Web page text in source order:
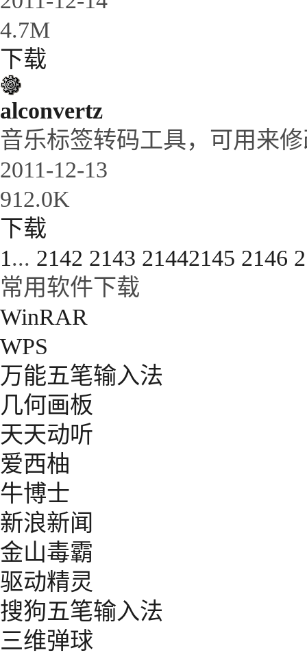
4.7M
下载
alconvertz
音乐标签转码工具，可用来
2011-12-13
912.0K
下载
1... 2142 2143 21442145 2146
常用软件下载
WinRAR
WPS
万能五笔输入法
几何画板
天天动听
爱西柚
牛博士
新浪新闻
金山毒霸
驱动精灵
搜狗五笔输入法
三维弹球